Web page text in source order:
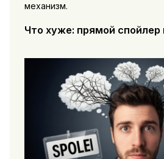
механизм.
Что хуже: прямой спойлер